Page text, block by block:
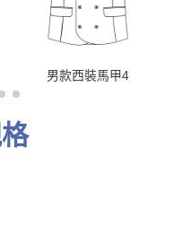
男款西裝馬甲4